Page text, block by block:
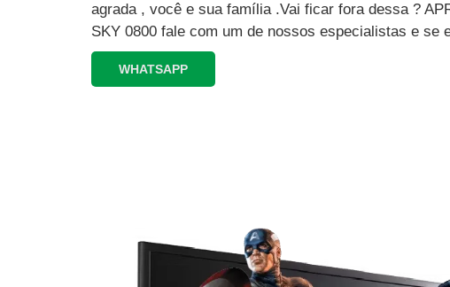
agrada , você e sua família .Vai ficar fora dessa ?
SKY 0800 fale com um de nossos especialistas e se
WHATSAPP